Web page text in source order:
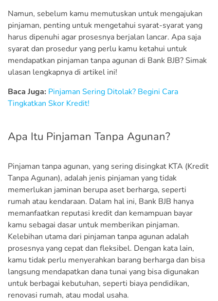
Namun, sebelum kamu memutuskan untuk mengajukan
pinjaman, penting untuk mengetahui syarat-syarat yang
harus dipenuhi agar prosesnya berjalan lancar. Apa saja
syarat dan prosedur yang perlu kamu ketahui untuk
mendapatkan pinjaman tanpa agunan di Bank BJB? Simak
ulasan lengkapnya di artikel ini!
Baca Juga: Pinjaman Sering Ditolak? Begini Cara
Tingkatkan Skor Kredit!
Apa Itu Pinjaman Tanpa Agunan?
Pinjaman tanpa agunan, yang sering disingkat KTA (Kredit
Tanpa Agunan), adalah jenis pinjaman yang tidak
memerlukan jaminan berupa aset berharga, seperti
rumah atau kendaraan. Dalam hal ini, Bank BJB hanya
memanfaatkan reputasi kredit dan kemampuan bayar
kamu sebagai dasar untuk memberikan pinjaman.
Kelebihan utama dari pinjaman tanpa agunan adalah
prosesnya yang cepat dan fleksibel. Dengan kata lain,
kamu tidak perlu menyerahkan barang berharga dan bisa
langsung mendapatkan dana tunai yang bisa digunakan
untuk berbagai kebutuhan, seperti biaya pendidikan,
renovasi rumah, atau modal usaha.